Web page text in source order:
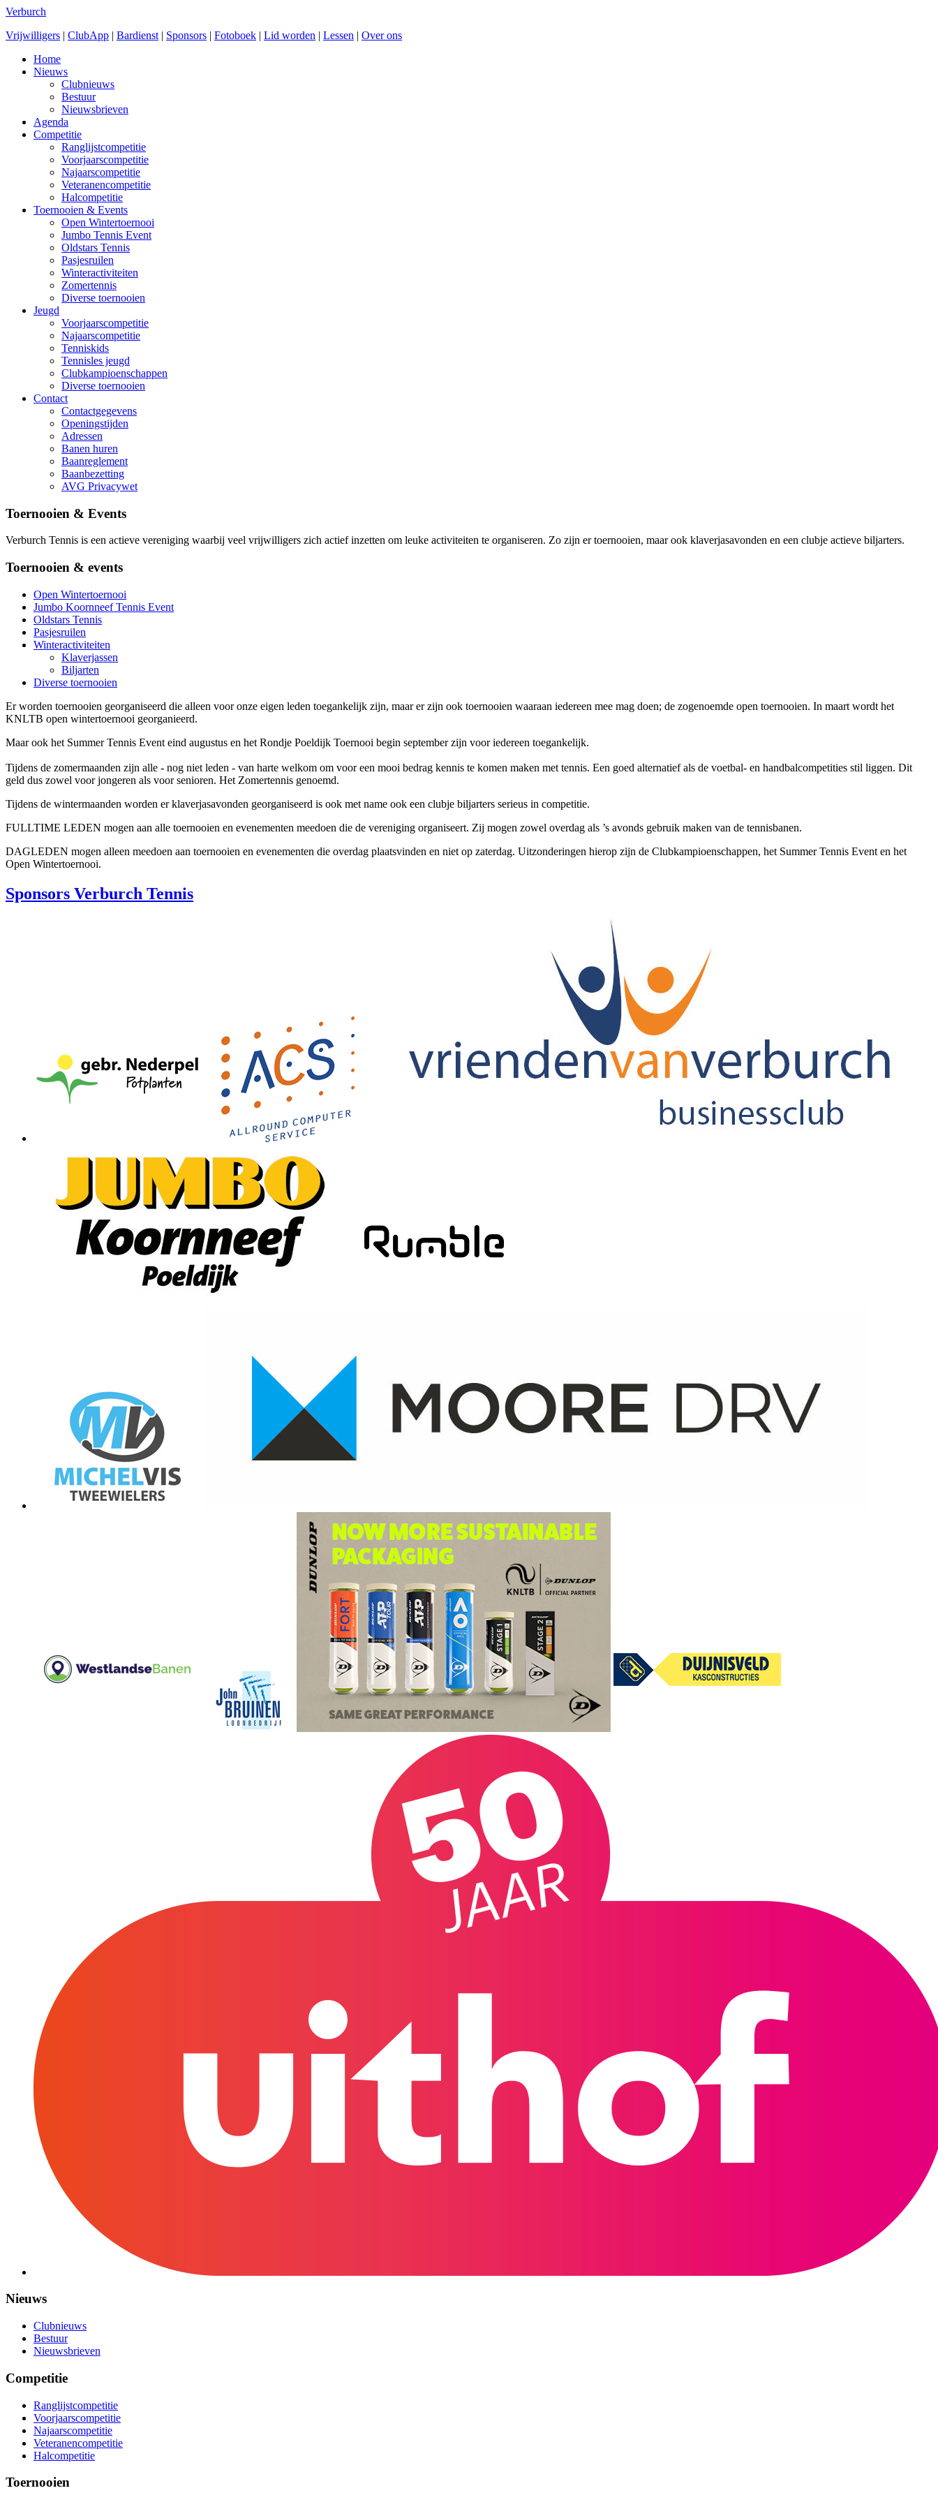
Verburch
Vrijwilligers | ClubApp | Bardienst | Sponsors | Fotoboek | Lid worden | Lessen | Over ons
Home
Nieuws
Clubnieuws
Bestuur
Nieuwsbrieven
Agenda
Competitie
Ranglijstcompetitie
Voorjaarscompetitie
Najaarscompetitie
Veteranencompetitie
Halcompetitie
Toernooien & Events
Open Wintertoernooi
Jumbo Tennis Event
Oldstars Tennis
Pasjesruilen
Winteractiviteiten
Zomertennis
Diverse toernooien
Jeugd
Voorjaarscompetitie
Najaarscompetitie
Tenniskids
Tennisles jeugd
Clubkampioenschappen
Diverse toernooien
Contact
Contactgegevens
Openingstijden
Adressen
Banen huren
Baanreglement
Baanbezetting
AVG Privacywet
Toernooien & Events
Verburch Tennis is een actieve vereniging waarbij veel vrijwilligers zich actief inzetten om leuke activiteiten te organiseren. Zo zijn er toernooien, maar ook klaverjasavonden en een clubje actieve biljarters.
Toernooien & events
Open Wintertoernooi
Jumbo Koornneef Tennis Event
Oldstars Tennis
Pasjesruilen
Winteractiviteiten
Klaverjassen
Biljarten
Diverse toernooien
Er worden toernooien georganiseerd die alleen voor onze eigen leden toegankelijk zijn, maar er zijn ook toernooien waaraan iedereen mee mag doen; de zogenoemde open toernooien. In maart wordt het
KNLTB open wintertoernooi georganieerd.
Maar ook het Summer Tennis Event eind augustus en het Rondje Poeldijk Toernooi begin september zijn voor iedereen toegankelijk.
Tijdens de zomermaanden zijn alle - nog niet leden - van harte welkom om voor een mooi bedrag kennis te komen maken met tennis. Een goed alternatief als de voetbal- en handbalcompetities stil liggen. Dit
geld dus zowel voor jongeren als voor senioren. Het Zomertennis genoemd.
Tijdens de wintermaanden worden er klaverjasavonden georganiseerd is ook met name ook een clubje biljarters serieus in competitie.
FULLTIME LEDEN mogen aan alle toernooien en evenementen meedoen die de vereniging organiseert. Zij mogen zowel overdag als ’s avonds gebruik maken van de tennisbanen.
DAGLEDEN mogen alleen meedoen aan toernooien en evenementen die overdag plaatsvinden en niet op zaterdag. Uitzonderingen hierop zijn de Clubkampioenschappen, het Summer Tennis Event en het
Open Wintertoernooi.
Sponsors Verburch Tennis
Nieuws
Clubnieuws
Bestuur
Nieuwsbrieven
Competitie
Ranglijstcompetitie
Voorjaarscompetitie
Najaarscompetitie
Veteranencompetitie
Halcompetitie
Toernooien